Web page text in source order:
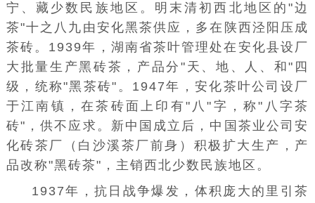
宁、藏 少数民族地区 。 明末清初西北地区的"边
茶"十之八九由安化黑茶供应，多在陕西泾阳 压成
茶砖。1939年，湖南省茶叶管理处在安化县设厂
大批量生产黑砖茶，产品分"天、地、人、和"四
级，统称"黑茶砖"。1947年，安化茶叶公司设厂
于江南镇 ，在茶砖面上印有"八"字，称"八字茶
砖"，供不应求。 新中国成立 后， 中国茶业公司安
化砖茶厂（白沙溪茶厂前身）积极扩大生产，产
品改称"黑砖茶"，主销西北少数民族地区。
1937年，抗日战争爆发，体积庞大的里 引茶